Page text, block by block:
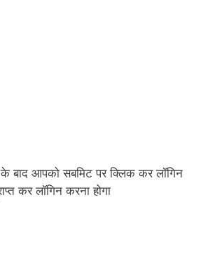
आपको सबमिट पर क्लिक कर लॉगिन
कर लॉगिन करना होगा